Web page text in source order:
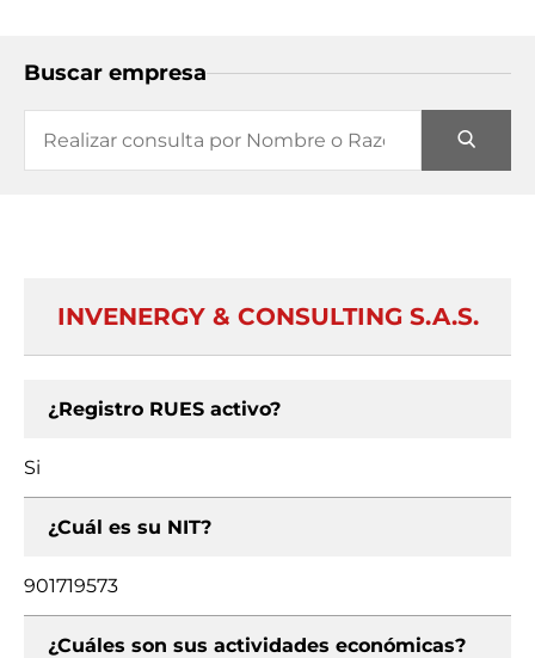
Buscar empresa
INVENERGY & CONSULTING S.A.S.
¿Registro RUES activo?
Si
¿Cuál es su NIT?
901719573
¿Cuáles son sus actividades económicas?